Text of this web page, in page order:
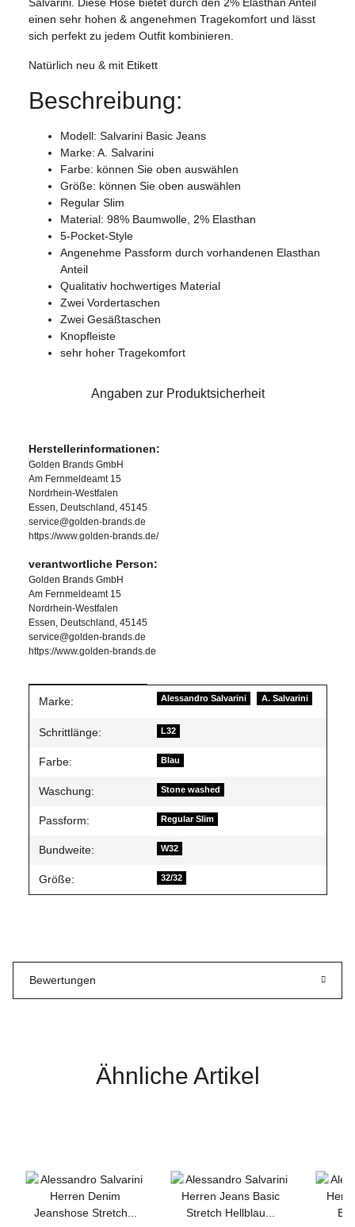
einen sehr hohen & angenehmen Tragekomfort und lässt
sich perfekt zu jedem Outfit kombinieren.
Natürlich neu & mit Etikett
Beschreibung:
Modell: Salvarini Basic Jeans
Marke: A. Salvarini
Farbe: können Sie oben auswählen
Größe: können Sie oben auswählen
Regular Slim
Material: 98% Baumwolle, 2% Elasthan
5-Pocket-Style
Angenehme Passform durch vorhandenen Elasthan
Anteil
Qualitativ hochwertiges Material
Zwei Vordertaschen
Zwei Gesäßtaschen
Knopfleiste
sehr hoher Tragekomfort
Angaben zur Produktsicherheit
Herstellerinformationen:
Golden Brands GmbH
Am Fernmeldeamt 15
Nordrhein-Westfalen
Essen, Deutschland, 45145
service@golden-brands.de
https://www.golden-brands.de/
verantwortliche Person:
Golden Brands GmbH
Am Fernmeldeamt 15
Nordrhein-Westfalen
Essen, Deutschland, 45145
service@golden-brands.de
https://www.golden-brands.de
Produkteigenschaft
Wert
Marke: Alessandro Salvarini A. Salvarini
Schrittlänge: L32
Farbe: Blau
Waschung: Stone washed
Passform: Regular Slim
Bundweite: W32
Größe: 32/32
Bewertungen
Ähnliche Artikel